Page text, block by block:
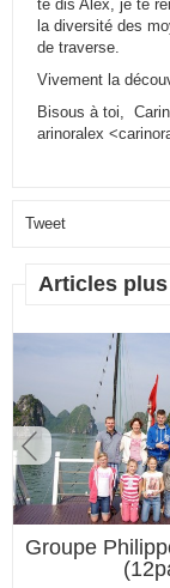
te dis Alex, je te
la diversité des
de traverse.
Vivement la
Bisous à toi,
arinoralex
Tweet
Articles
Groupe